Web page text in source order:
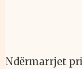
Ndërmarrjet